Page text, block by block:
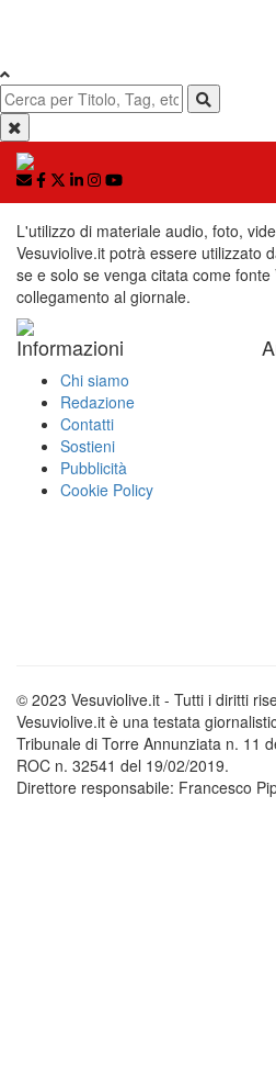
L'utilizzo di materiale audio, foto,
Vesuviolive.it potrà essere utilizzato
se e solo se venga citata come fonte
collegamento al giornale.
Informazioni
Chi siamo
Redazione
Contatti
Sostieni
Pubblicità
Cookie Policy
© 2023 Vesuviolive.it - Tutti i diritti
Vesuviolive.it è una testata
Tribunale di Torre Annunziata n. 11
ROC n. 32541 del 19/02/2019.
Direttore responsabile: Francesco